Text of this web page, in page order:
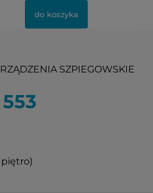
do koszyka
SZPIEGOWSKIE
piętro)